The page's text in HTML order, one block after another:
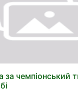
за чемпіонський